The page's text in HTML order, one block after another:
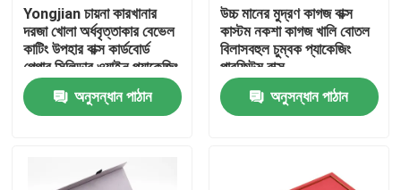
Yongjian চায়না কারখানার
দরজা খোলা অর্ধবৃত্তাকার বেভেল
কাটিং উপহার বাক্স কার্ডবোর্ড
পেপার সিলিন্ডার ওয়াইন প্যাকেজিং
পেপার টিউব
অনুসন্ধান পাঠান
উচ্চ মানের মুদ্রণ কাগজ বাক্স
কাস্টম নকশা কাগজ খালি বোতল
বিলাসবহুল চুম্বক প্যাকেজিং
পারফিউম বাক্স
অনুসন্ধান পাঠান